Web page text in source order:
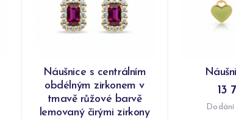
Náušnice s centrálním
obdélným zirkonem v
tmavě růžové barvě
lemovaný čirými zirkony
13